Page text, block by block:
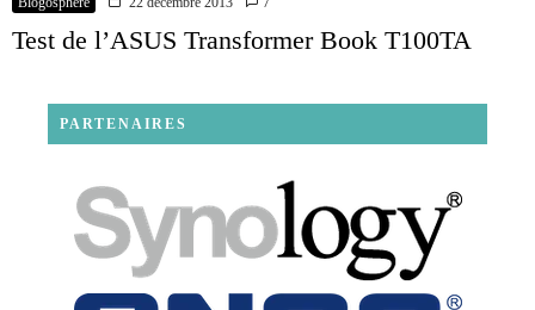
Test de l’ASUS Transformer Book T100TA
PARTENAIRES